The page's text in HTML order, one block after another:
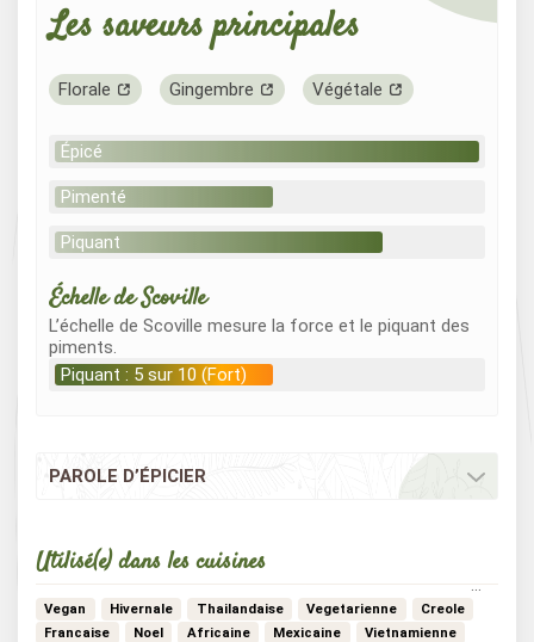
Les saveurs principales
Florale Gingembre Végétale
Épicé
Pimenté
Piquant
Échelle de Scoville
L’échelle de Scoville mesure la force et le piquant des
piments.
Piquant : 5 sur 10 (Fort)
PAROLE D’ÉPICIER
Utilisé(e) dans les cuisines
Vegan Hivernale Thailandaise Vegetarienne
Creole
Francaise
Noel Africaine Mexicaine
Vietnamienne